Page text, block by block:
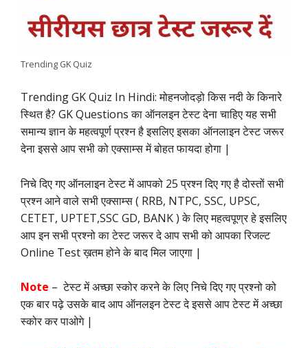
Trending GK Quiz
Trending GK Quiz In Hindi: मोहनजोदड़ो किस नदी के किनारे
स्थित है? GK Questions का ऑनलइन टेस्ट देना चाहिए यह सभी
समान्य ज्ञान के महत्वपूर्ण प्रश्न है इसलिए इसका ऑनलाइन टेस्ट जरूर
देना इससे आप सभी को एक्साम्स में बोहत फायदा होगा |
निचे दिए गए ऑनलाइन टेस्ट में आपको 25 प्रश्न दिए गए है दोस्तों सभी
प्रश्न आने वाले सभी एक्साम्स ( RRB, NTPC, SSC, UPSC,
CETET, UPTET,SSC GD, BANK ) के लिए महत्वपूण्र हे इसलिए
आप इन सभी प्रश्नो का टेस्ट जरूर दे आप सभी को आपका रिजल्ट
Online Test ख़तम होने के बाद मिल जाएगा |
Note – टेस्ट में अच्छा स्कोर करने के लिए निचे दिए गए प्रश्नो को
एक बार पढ़े उसके बाद आप ऑनलइन टेस्ट दे इससे आप टेस्ट में अच्छा
स्कोर कर पाओगे |